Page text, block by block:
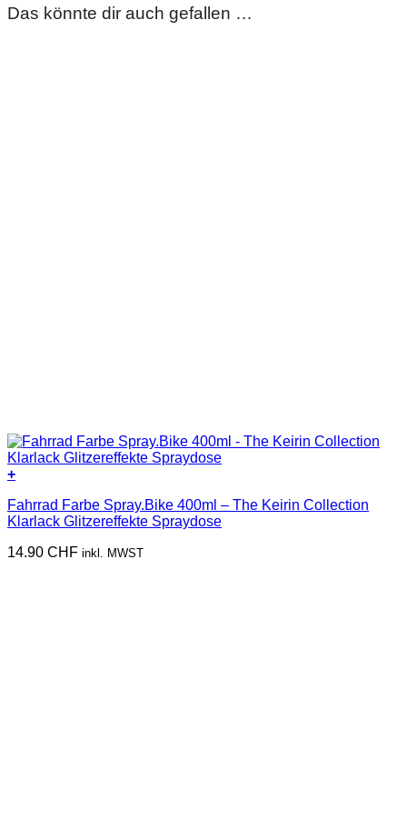
Das könnte dir auch gefallen …
+
Produkt
weist
Varianten
Fahrrad Farbe Spray.Bike 400ml – The Keirin Collection
Klarlack Glitzereffekte Spraydose
14.90 CHF inkl. MWST